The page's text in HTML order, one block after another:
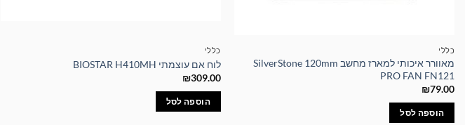
כללי
מאוורר איכותי למארז מחשב SilverStone 120mm
PRO FAN FN121
₪79.00
הוספה לסל
כללי
לוח אם עוצמתי BIOSTAR H410MH
₪309.00
הוספה לסל